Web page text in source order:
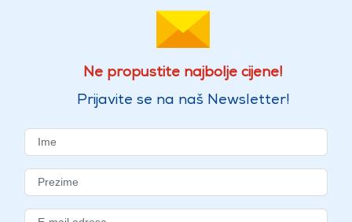
Ne propustite najbolje cijene!
Prijavite se na naš Newsletter!